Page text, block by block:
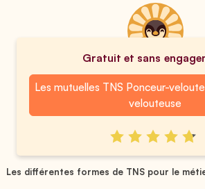
Gratuit et sans
Les mutuelles TNS Ponceur-
velouteuse
Les différentes formes de TNS pour le